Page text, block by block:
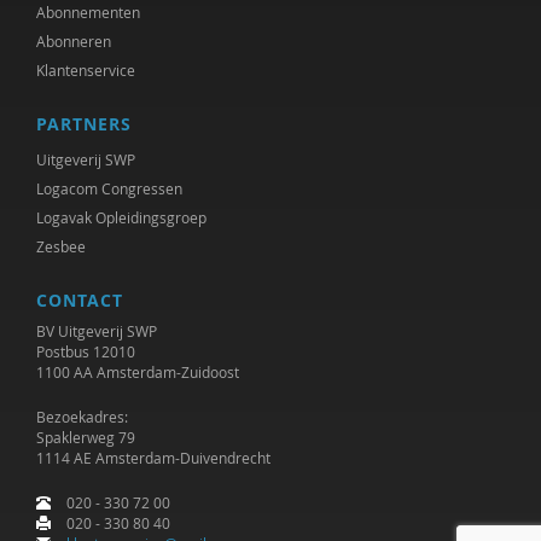
Adriaan Bekman
Jessica Benjamin
Remko Berkhout
Geert Bettinger
Gert Biesta
Sarah Blaffer Hrdy
Tannelie Blom
Karianne den Boer
Theo van den Bogaart
Abonnementen
Abonneren
Klantenservice
PARTNERS
Uitgeverij SWP
Logacom Congressen
Logavak Opleidingsgroep
Zesbee
CONTACT
BV Uitgeverij SWP
Postbus 12010
1100 AA Amsterdam-Zuidoost
Bezoekadres:
Spaklerweg 79
1114 AE Amsterdam-Duivendrecht
020 - 330 72 00
020 - 330 80 40